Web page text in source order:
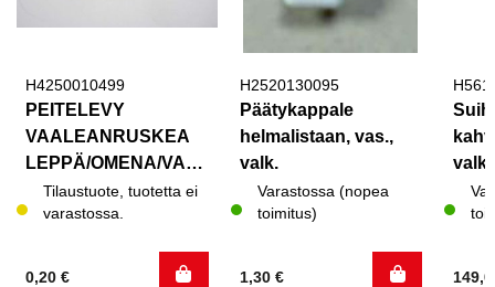
H4250010499
PEITELEVY
VAALEANRUSKEA
LEPPÄ/OMENA/VAA
Tilaustuote, tuotetta ei
varastossa.
0,20 €
H2520130095
Päätykappale
helmalistaan, vas.,
valk.
Varastossa (nopea
toimitus)
1,30 €